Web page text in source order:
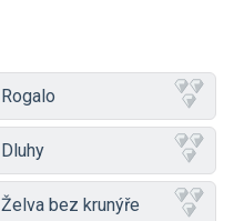
Rogalo
Dluhy
Želva bez krunýře